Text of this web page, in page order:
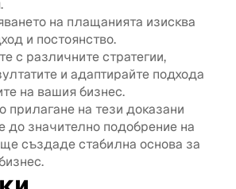
на плащанията изисква
и постоянство.
с различните стратегии,
и адаптирайте подхода
на вашия бизнес.
прилагане на тези доказани
значително подобрение на
създаде стабилна основа за